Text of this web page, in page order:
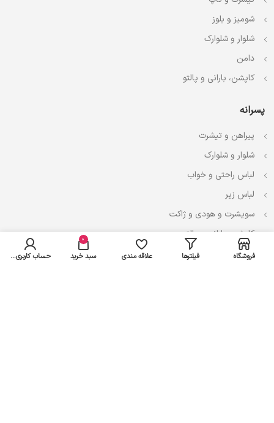
شومیز و بلوز
شلوار و شلوارک
دامن
کاپشن، بارانی و پالتو
پسرانه
پیراهن و تیشرت
شلوار و شلوارک
لباس راحتی و خواب
لباس زیر
سویشرت و هودی و ژاکت
کاپشن، بارانی و پالتو
فروشگاه فیلترها علاقه مندی
0
سبد خرید حساب کاربری من